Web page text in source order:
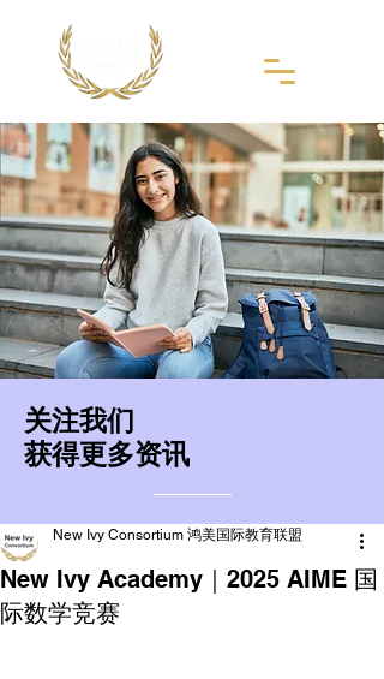
​关注我们
获得更多资讯
New Ivy Academy｜2025 AIME 国
际数学竞赛
New Ivy Consortium 鸿美国际教育联盟